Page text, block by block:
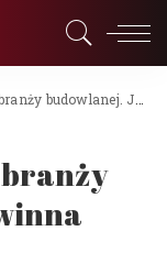
Jaka powinna być?